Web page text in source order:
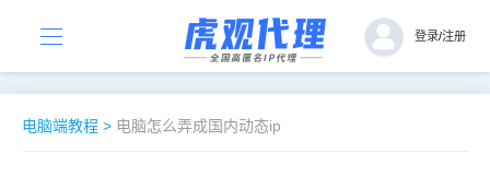
登录/注册
电脑端教程 > 电脑怎么弄成国内动态ip